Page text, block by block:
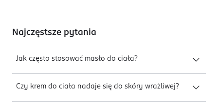
Najczęstsze pytania
Jak często stosować masło do ciała?
Czy krem do ciała nadaje się do skóry wrażliwej?